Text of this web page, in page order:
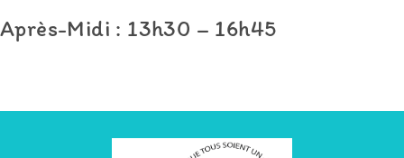
Après-Midi : 13h30 – 16h45